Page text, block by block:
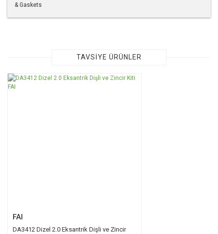
& Gaskets
Görüş ve önerileriniz için teşekkür ederiz.
Ürün resmi kalitesiz, bozuk veya görüntülenemiyor.
TAVSİYE ÜRÜNLER
FAI
DA3412 Dizel 2.0 Eksantrik Dişli ve Zincir